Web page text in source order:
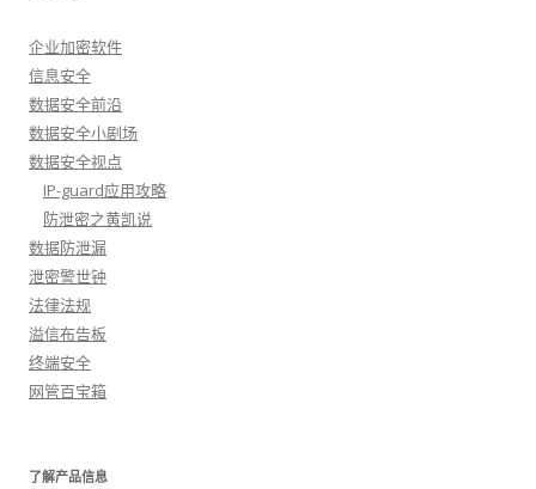
企业加密软件
信息安全
数据安全前沿
数据安全小剧场
数据安全视点
IP-guard应用攻略
防泄密之黄凯说
数据防泄漏
泄密警世钟
法律法规
溢信布告板
终端安全
网管百宝箱
了解产品信息